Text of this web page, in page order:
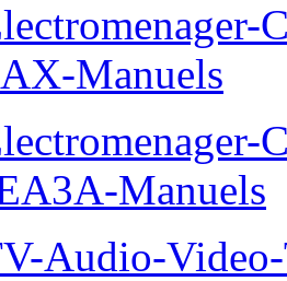
Manuels
Manuels
Audio-